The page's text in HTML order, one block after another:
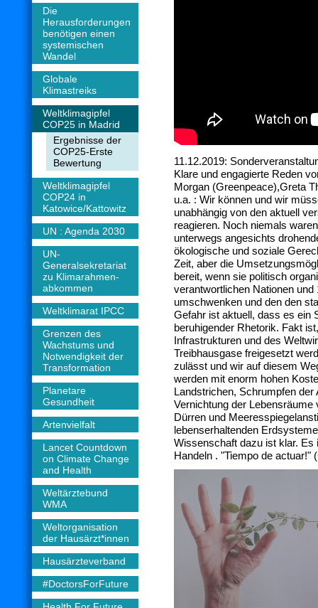
Die
Herausforderungen
benötigen einen
systemischen
Wandel
Globale
Klimastreiks
Weltklimagipfel
COP25 in Madrid
Ergebnisse der
COP25-Erste
Bewertung
Weltklimagipfel
COP24 in
Katowice/Kattowitz
UN : Agenda 2030
UN-
Generalsekretariat
zu Klimarahmen-
abkommen
Weltklimarat IPCC
Grenzen des
Wachstums und
Notwendigkeit der
Transformation
Planetare
Gesundheit
Artenvielfalt
Lancet Countdown
on Climate Change
and Health
Weltärztebund
WMA
Weltorganisation
der Hausärzt*innen
Hausärzteverband
#DoctorsForFuture
11.12.2019:
Klare und engagierte Reden
Morgan (Greenpeace),Greta
u.a. : Wir können und wir
unabhängig von den aktuell
reagieren. Noch niemals
unterwegs angesichts
ökologische und soziale
Zeit, aber die
bereit, wenn sie politisch
verantwortlichen Nationen und
umschwenken und den den
Gefahr ist aktuell, dass es ein
beruhigender Rhetorik. Fakt
Infrastrukturen und des
Treibhausgase freigesetzt
zulässt und wir auf diesem
werden mit enorm hohen
Landstrichen, Schrumpfen der
Vernichtung der
Dürren und
lebenserhaltenden
Wissenschaft dazu ist klar. Es
Handeln . "Tiempo de actuar!"